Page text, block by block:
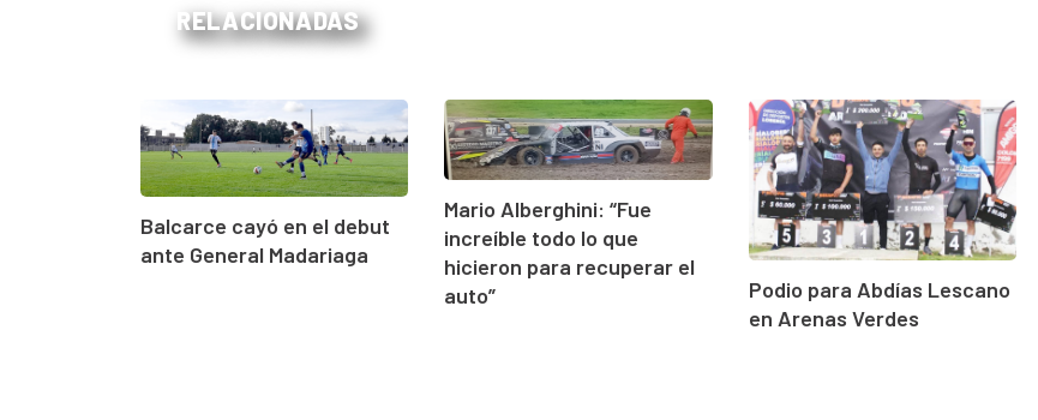
RELACIONADAS
Balcarce cayó en el debut
ante General Madariaga
Mario Alberghini: “Fue
increíble todo lo que
hicieron para recuperar el
auto”
Podio para Abdías Lescano
en Arenas Verdes